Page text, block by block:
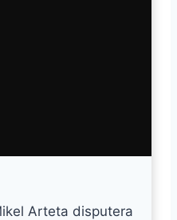
Arteta disputera